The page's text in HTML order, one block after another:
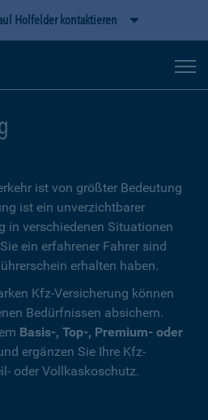
Holfelder kontaktieren
ist von größter Bedeutung
ist ein unverzichtbarer
in verschiedenen Situationen
ein erfahrener Fahrer sind
erhalten haben.
Kfz-Versicherung können
Bedürfnissen absichern.
Basis-, Top-, Premium- oder
ergänzen Sie Ihre Kfz-
oder Vollkaskoschutz.